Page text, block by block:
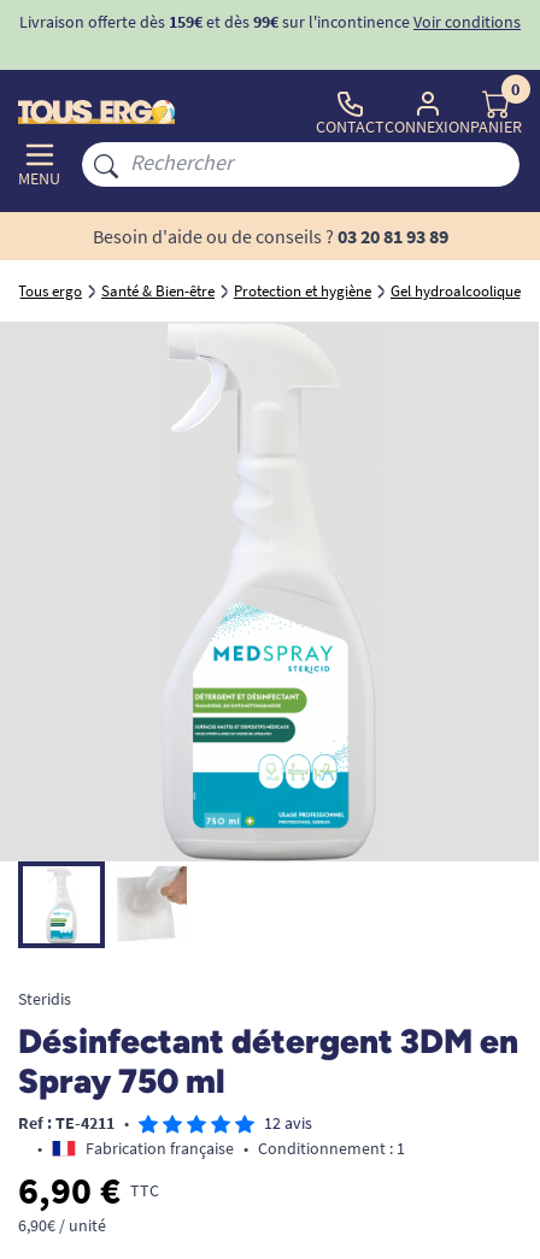
Livraison offerte dès 159€et dès99€sur l'incontinenceVoir conditions
MENU
CONTACTCONNEXION
0
PANIER
Besoin d'aide ou de conseils ? 03 20 81 93 89
Tous ergo Santé & Bien-être Protection et hygiène Gel hydroalcoolique
Steridis
Désinfectant détergent 3DM en
Spray 750 ml
Ref : TE-4211 •
12 avis
•
Fabrication française • Conditionnement : 1
6,90 € TTC
6,90€ / unité